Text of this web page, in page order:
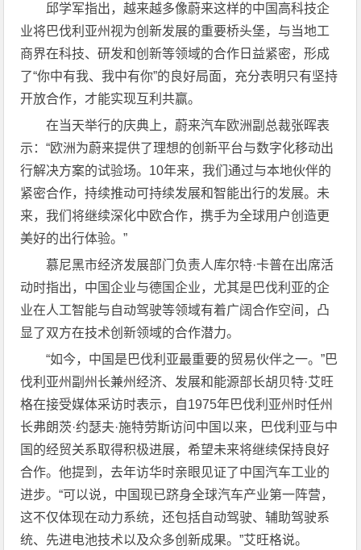
邱学军指出，越来越多像蔚来这样的中国高科技企
业将巴伐利亚州视为创新发展的重要桥头堡，与当地工
商界在科技、研发和创新等领域的合作日益紧密，形成
了“你中有我、我中有你”的良好局面，充分表明只有坚持
开放合作，才能实现互利共赢。
在当天举行的庆典上，蔚来汽车欧洲副总裁张晖表
示：“欧洲为蔚来提供了理想的创新平台与数字化移动出
行解决方案的试验场。10年来，我们通过与本地伙伴的
紧密合作，持续推动可持续发展和智能出行的发展。未
来，我们将继续深化中欧合作，携手为全球用户创造更
美好的出行体验。”
慕尼黑市经济发展部门负责人库尔特·卡普在出席活
动时指出，中国企业与德国企业，尤其是巴伐利亚的企
业在人工智能与自动驾驶等领域有着广阔合作空间，凸
显了双方在技术创新领域的合作潜力。
“如今，中国是巴伐利亚最重要的贸易伙伴之一。”巴
伐利亚州副州长兼州经济、发展和能源部长胡贝特·艾旺
格在接受媒体采访时表示，自1975年巴伐利亚州时任州
长弗朗茨·约瑟夫·施特劳斯访问中国以来，巴伐利亚与中
国的经贸关系取得积极进展，希望未来将继续保持良好
合作。他提到，去年访华时亲眼见证了中国汽车工业的
进步。“可以说，中国现已跻身全球汽车产业第一阵营，
这不仅体现在动力系统，还包括自动驾驶、辅助驾驶系
统、先进电池技术以及众多创新成果。”艾旺格说。